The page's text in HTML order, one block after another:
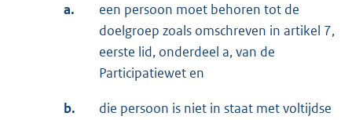
a.
een persoon moet behoren tot de
doelgroep zoals omschreven in artikel 7,
eerste lid, onderdeel a, van de
Participatiewet en
b.
die persoon is niet in staat met voltijdse